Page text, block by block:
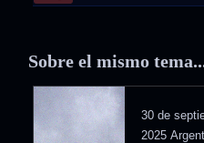
Sobre el mismo
30 de
2025